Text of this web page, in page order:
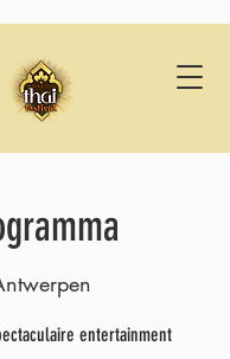
entertainment